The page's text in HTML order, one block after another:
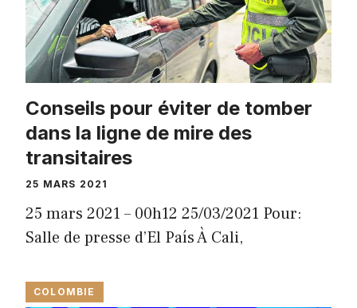
Conseils pour éviter de tomber
dans la ligne de mire des
transitaires
25 MARS 2021
25 mars 2021 – 00h12 25/03/2021 Pour:
Salle de presse d’El País À Cali,
COLOMBIE